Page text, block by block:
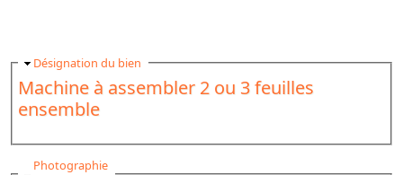
Masquer
Désignation du bien
Machine à assembler 2 ou 3 feuilles
ensemble
Masquer
Photographie